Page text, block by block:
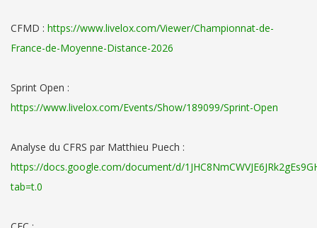
CFMD : https://www.livelox.com/Viewer/Championnat-de-
France-de-Moyenne-Distance-2026
Sprint Open :
https://www.livelox.com/Events/Show/189099/Sprint-Open
Analyse du CFRS par Matthieu Puech :
https://docs.google.com/document/d/
tab=t.0